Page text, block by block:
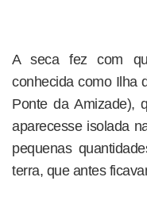
A seca fez com
conhecida como Ilha
Ponte da Amizade),
aparecesse isolada
pequenas
terra, que antes